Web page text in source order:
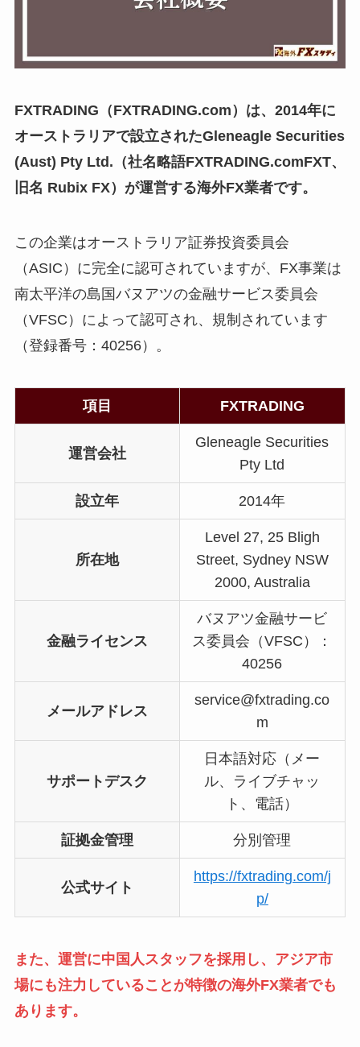
FXTRADING（FXTRADING.com）は、2014年に
オーストラリアで設立されたGleneagle Securities
(Aust) Pty Ltd.（社名略語FXTRADING.comFXT、
旧名 Rubix FX）が運営する海外FX業者です。
この企業はオーストラリア証券投資委員会
（ASIC）に完全に認可されていますが、FX事業は
南太平洋の島国バヌアツの金融サービス委員会
（VFSC）によって認可され、規制されています
（登録番号：40256）。
項目 FXTRADING
運営会社
Gleneagle Securities
Pty Ltd
設立年 2014年
所在地
Level 27, 25 Bligh
Street, Sydney NSW
2000, Australia
金融ライセンス
バヌアツ金融サービ
ス委員会（VFSC）：
40256
メールアドレス
service@fxtrading.co
m
サポートデスク
日本語対応（メー
ル、ライブチャッ
ト、電話）
証拠金管理 分別管理
公式サイト
https://fxtrading.com/j
p/
また、運営に中国人スタッフを採用し、アジア市
場にも注力していることが特徴の海外FX業者でも
あります。